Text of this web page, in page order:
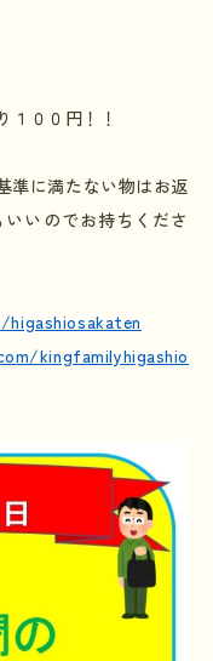
１００円！！
準に満たない物はお返
いのでお持ちくださ
kingfamilyhigashio